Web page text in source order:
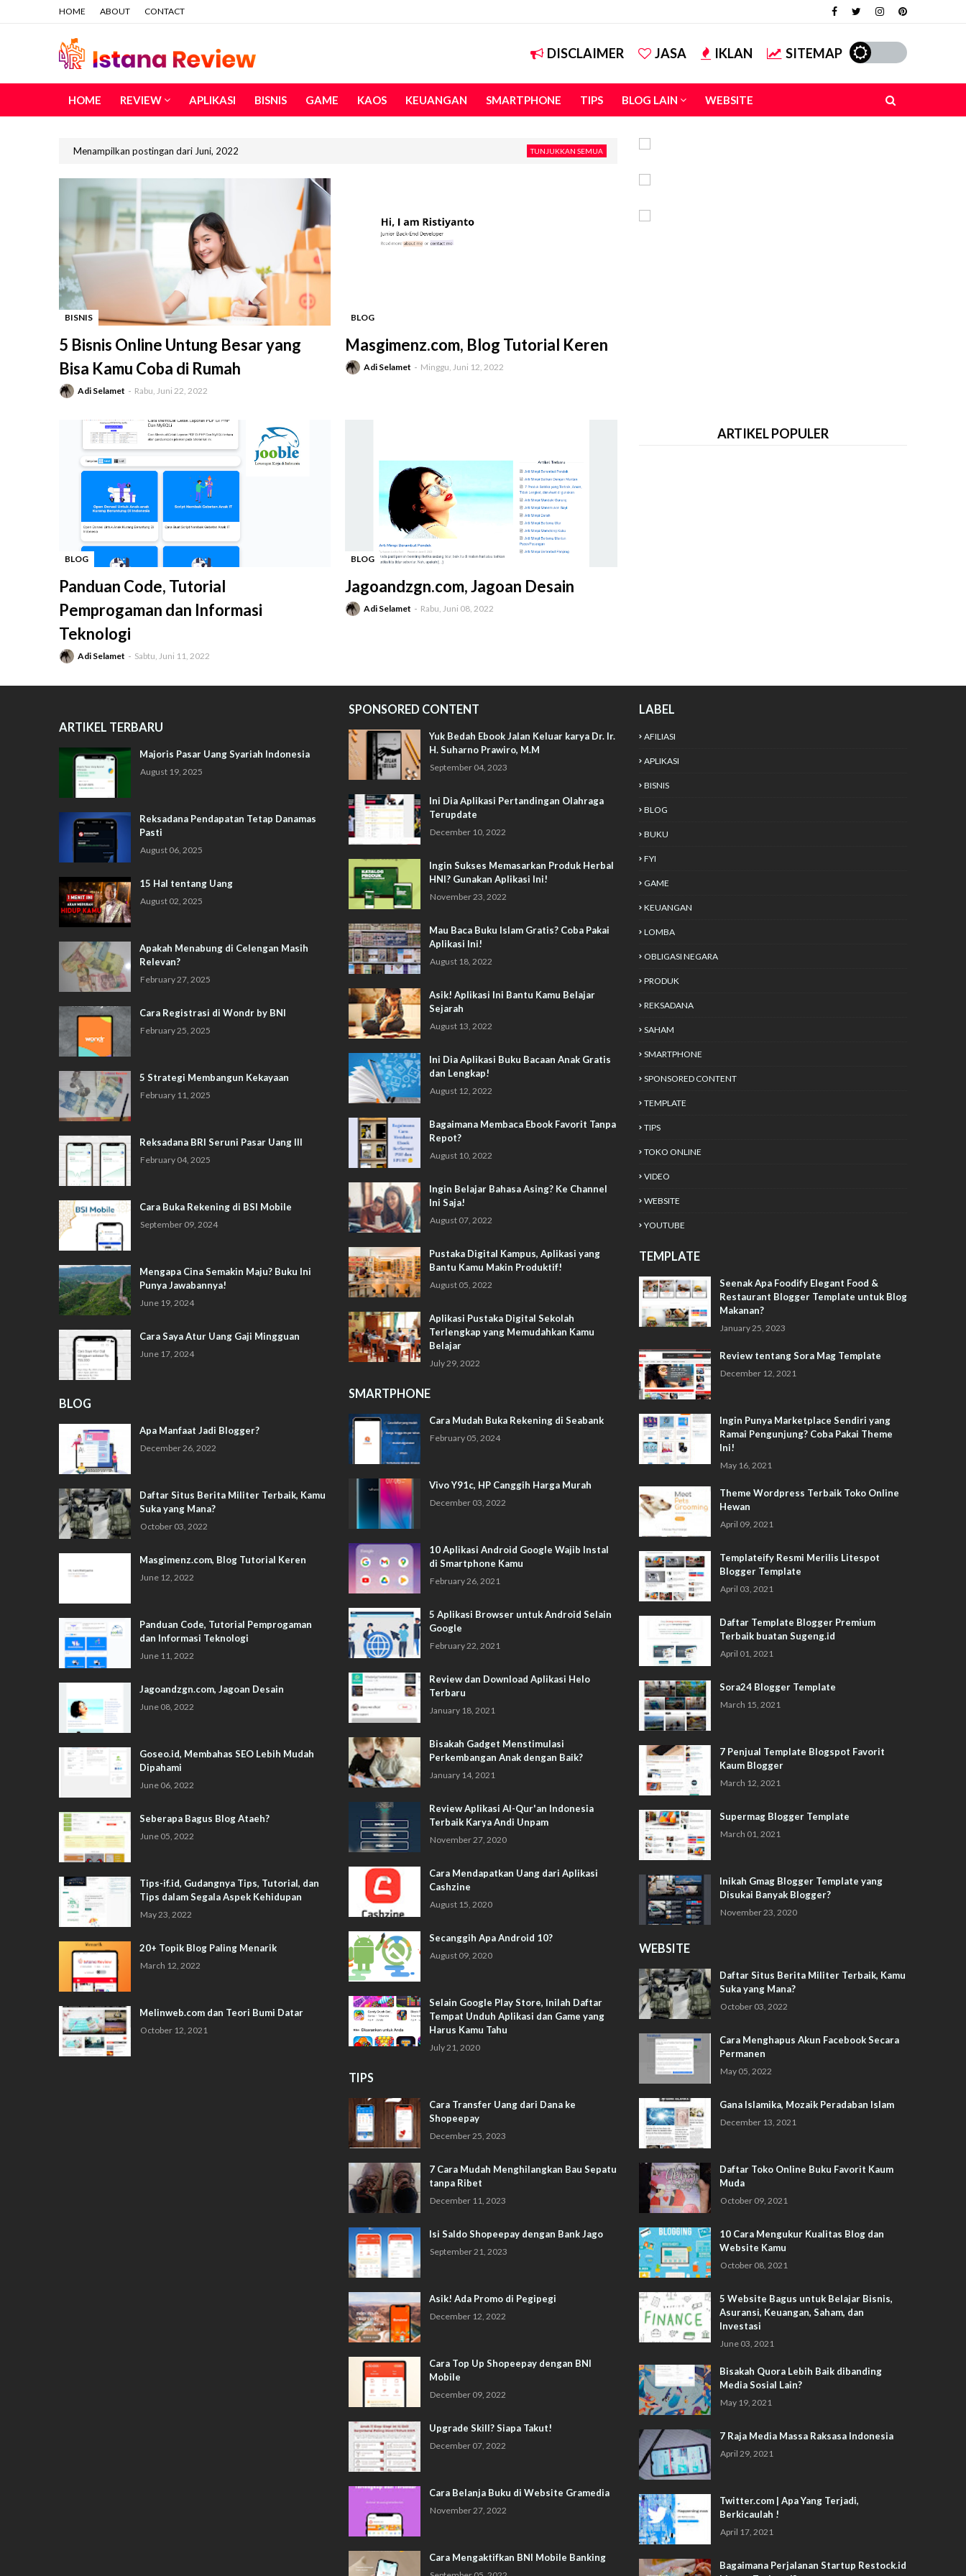
HOME ABOUT CONTACT
DISCLAIMER JASA IKLAN SITEMAP
HOME REVIEW APLIKASI BISNIS GAME KAOS KEUANGAN SMARTPHONE TIPS BLOG LAIN WEBSITE
Menampilkan postingan dari Juni, 2022 TUNJUKKAN SEMUA
BISNIS
5 Bisnis Online Untung Besar yang
Bisa Kamu Coba di Rumah
Adi Selamet Rabu, Juni 22, 2022
BLOG
Masgimenz.com, Blog Tutorial Keren
Adi Selamet Minggu, Juni 12, 2022
BLOG
Panduan Code, Tutorial
Pemprogaman dan Informasi
Teknologi
Adi Selamet Sabtu, Juni 11, 2022
BLOG
Jagoandzgn.com, Jagoan Desain
Adi Selamet Rabu, Juni 08, 2022
ARTIKEL POPULER
ARTIKEL TERBARU
Majoris Pasar Uang Syariah Indonesia
August 19, 2025
Reksadana Pendapatan Tetap Danamas
Pasti
August 06, 2025
15 Hal tentang Uang
August 02, 2025
Apakah Menabung di Celengan Masih
Relevan?
February 27, 2025
Cara Registrasi di Wondr by BNI
February 25, 2025
5 Strategi Membangun Kekayaan
February 11, 2025
Reksadana BRI Seruni Pasar Uang III
February 04, 2025
Cara Buka Rekening di BSI Mobile
September 09, 2024
Mengapa Cina Semakin Maju? Buku Ini
Punya Jawabannya!
June 19, 2024
Cara Saya Atur Uang Gaji Mingguan
June 17, 2024
BLOG
Apa Manfaat Jadi Blogger?
December 26, 2022
Daftar Situs Berita Militer Terbaik, Kamu
Suka yang Mana?
October 03, 2022
Masgimenz.com, Blog Tutorial Keren
June 12, 2022
Panduan Code, Tutorial Pemprogaman
dan Informasi Teknologi
June 11, 2022
Jagoandzgn.com, Jagoan Desain
June 08, 2022
Goseo.id, Membahas SEO Lebih Mudah
Dipahami
June 06, 2022
Seberapa Bagus Blog Ataeh?
June 05, 2022
Tips-if.id, Gudangnya Tips, Tutorial, dan
Tips dalam Segala Aspek Kehidupan
May 23, 2022
20+ Topik Blog Paling Menarik
March 12, 2022
Melinweb.com dan Teori Bumi Datar
October 12, 2021
SPONSORED CONTENT
Yuk Bedah Ebook Jalan Keluar karya Dr. Ir.
H. Suharno Prawiro, M.M
September 04, 2023
Ini Dia Aplikasi Pertandingan Olahraga
Terupdate
December 10, 2022
Ingin Sukses Memasarkan Produk Herbal
HNI? Gunakan Aplikasi Ini!
November 23, 2022
Mau Baca Buku Islam Gratis? Coba Pakai
Aplikasi Ini!
August 18, 2022
Asik! Aplikasi Ini Bantu Kamu Belajar
Sejarah
August 13, 2022
Ini Dia Aplikasi Buku Bacaan Anak Gratis
dan Lengkap!
August 12, 2022
Bagaimana Membaca Ebook Favorit Tanpa
Repot?
August 10, 2022
Ingin Belajar Bahasa Asing? Ke Channel
Ini Saja!
August 07, 2022
Pustaka Digital Kampus, Aplikasi yang
Bantu Kamu Makin Produktif!
August 05, 2022
Aplikasi Pustaka Digital Sekolah
Terlengkap yang Memudahkan Kamu
Belajar
July 29, 2022
SMARTPHONE
Cara Mudah Buka Rekening di Seabank
February 05, 2024
Vivo Y91c, HP Canggih Harga Murah
December 03, 2022
10 Aplikasi Android Google Wajib Instal
di Smartphone Kamu
February 26, 2021
5 Aplikasi Browser untuk Android Selain
Google
February 22, 2021
Review dan Download Aplikasi Helo
Terbaru
January 18, 2021
Bisakah Gadget Menstimulasi
Perkembangan Anak dengan Baik?
January 14, 2021
Review Aplikasi Al-Qur'an Indonesia
Terbaik Karya Andi Unpam
November 27, 2020
Cara Mendapatkan Uang dari Aplikasi
Cashzine
August 15, 2020
Secanggih Apa Android 10?
August 09, 2020
Selain Google Play Store, Inilah Daftar
Tempat Unduh Aplikasi dan Game yang
Harus Kamu Tahu
July 21, 2020
TIPS
Cara Transfer Uang dari Dana ke
Shopeepay
December 25, 2023
7 Cara Mudah Menghilangkan Bau Sepatu
tanpa Ribet
December 11, 2023
Isi Saldo Shopeepay dengan Bank Jago
September 21, 2023
Asik! Ada Promo di Pegipegi
December 12, 2022
Cara Top Up Shopeepay dengan BNI
Mobile
December 09, 2022
Upgrade Skill? Siapa Takut!
December 07, 2022
Cara Belanja Buku di Website Gramedia
November 27, 2022
Cara Mengaktifkan BNI Mobile Banking
LABEL
AFILIASI
APLIKASI
BISNIS
BLOG
BUKU
FYI
GAME
KEUANGAN
LOMBA
OBLIGASI NEGARA
PRODUK
REKSADANA
SAHAM
SMARTPHONE
SPONSORED CONTENT
TEMPLATE
TIPS
TOKO ONLINE
VIDEO
WEBSITE
YOUTUBE
TEMPLATE
Seenak Apa Foodify Elegant Food &
Restaurant Blogger Template untuk Blog
Makanan?
January 25, 2023
Review tentang Sora Mag Template
December 12, 2021
Ingin Punya Marketplace Sendiri yang
Ramai Pengunjung? Coba Pakai Theme
Ini!
May 16, 2021
Theme Wordpress Terbaik Toko Online
Hewan
April 09, 2021
Templateify Resmi Merilis Litespot
Blogger Template
April 03, 2021
Daftar Template Blogger Premium
Terbaik buatan Sugeng.id
April 01, 2021
Sora24 Blogger Template
March 15, 2021
7 Penjual Template Blogspot Favorit
Kaum Blogger
March 12, 2021
Supermag Blogger Template
March 01, 2021
Inikah Gmag Blogger Template yang
Disukai Banyak Blogger?
November 23, 2020
WEBSITE
Daftar Situs Berita Militer Terbaik, Kamu
Suka yang Mana?
October 03, 2022
Cara Menghapus Akun Facebook Secara
Permanen
May 05, 2022
Gana Islamika, Mozaik Peradaban Islam
December 13, 2021
Daftar Toko Online Buku Favorit Kaum
Muda
October 09, 2021
10 Cara Mengukur Kualitas Blog dan
Website Kamu
October 08, 2021
5 Website Bagus untuk Belajar Bisnis,
Asuransi, Keuangan, Saham, dan
Investasi
June 03, 2021
Bisakah Quora Lebih Baik dibanding
Media Sosial Lain?
May 19, 2021
7 Raja Media Massa Raksasa Indonesia
April 29, 2021
Twitter.com | Apa Yang Terjadi,
Berkicaulah !
April 17, 2021
Bagaimana Perjalanan Startup Restock.id